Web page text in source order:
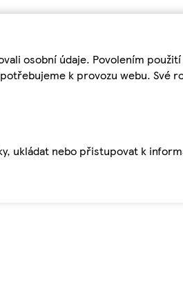
osobní údaje. Povolením
k provozu webu. Své
ukládat nebo přistupovat k